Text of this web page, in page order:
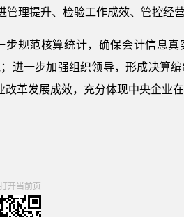
理提升、检验工作成效、管控经
规范核算统计，确保会计信息
进一步加强组织领导，形成决算
革发展成效，充分体现中央企业
开当前页